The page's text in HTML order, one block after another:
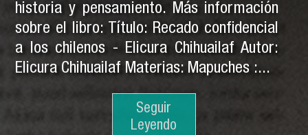
historia y pensamiento. Más información
sobre el libro: Título: Recado confidencial
a los chilenos - Elicura Chihuailaf Autor:
Elicura Chihuailaf Materias: Mapuches :...
Seguir
Leyendo
Seguir
Seguir
Leyendo